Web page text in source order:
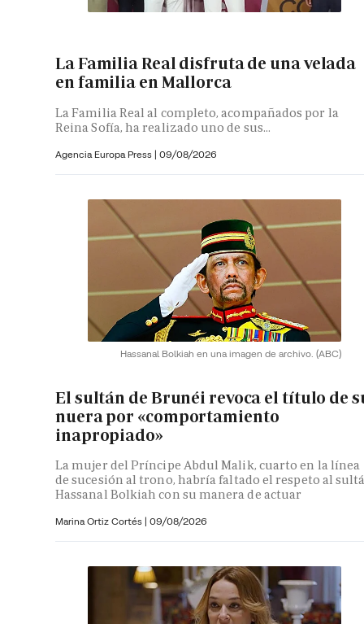
La Familia Real disfruta de una velada
en familia en Mallorca
La Familia Real al completo, acompañados por la
Reina Sofía, ha realizado uno de sus...
Agencia Europa Press | 09/08/2026
Hassanal Bolkiah en una imagen de archivo. (ABC)
El sultán de Brunéi revoca el título de
nuera por «comportamiento
inapropiado»
La mujer del Príncipe Abdul Malik, cuarto en la línea
de sucesión al trono, habría faltado el respeto al
Hassanal Bolkiah con su manera de actuar
Marina Ortiz Cortés | 09/08/2026